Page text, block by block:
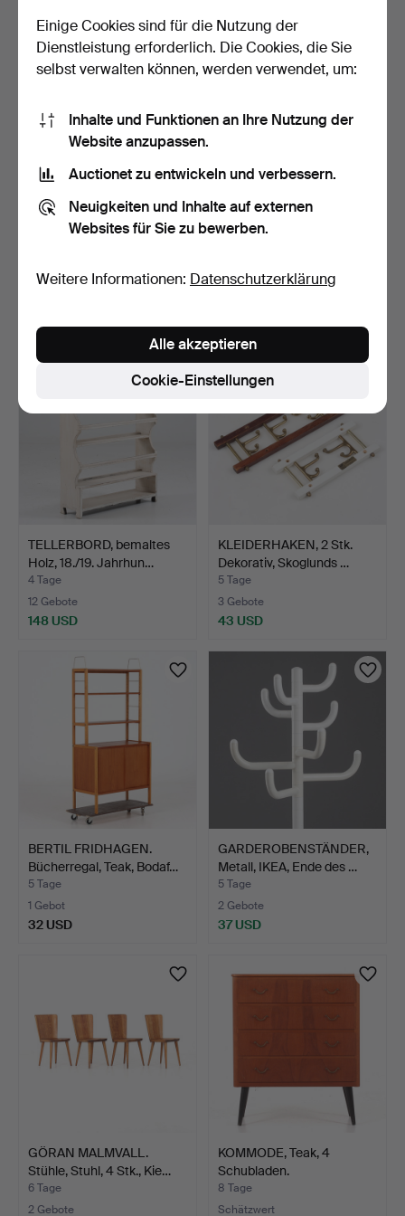
Eiche/…
3 Tage
4 Tage
TELLERBORD, bemaltes
Holz, 18./19. Jahrhun…
4 Tage
12 Gebote
148 USD
KLEIDERHAKEN, 2 Stk.
Dekorativ, Skoglunds …
5 Tage
3 Gebote
43 USD
BERTIL FRIDHAGEN.
Bücherregal, Teak, Bodaf…
5 Tage
1 Gebot
32 USD
GARDEROBENSTÄNDER,
Metall, IKEA, Ende des …
5 Tage
2 Gebote
37 USD
GÖRAN MALMVALL.
Stühle, Stuhl, 4 Stk., Kie…
6 Tage
2 Gebote
KOMMODE, Teak, 4
Schubladen.
8 Tage
Schätzwert
Einige Cookies sind für die Nutzung der
Dienstleistung erforderlich. Die Cookies, die Sie
selbst verwalten können, werden verwendet, um:
Inhalte und Funktionen an Ihre Nutzung der
Website anzupassen.
Auctionet zu entwickeln und verbessern.
Neuigkeiten und Inhalte auf externen
Websites für Sie zu bewerben.
Weitere Informationen: Datenschutzerklärung
Cookie-Einstellungen
Alle akzeptieren